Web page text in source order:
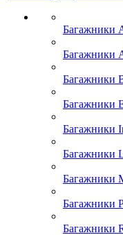
Багажники
Багажники
Багажники
Багажники
Багажники
Багажники
Багажники
Багажники
Багажники